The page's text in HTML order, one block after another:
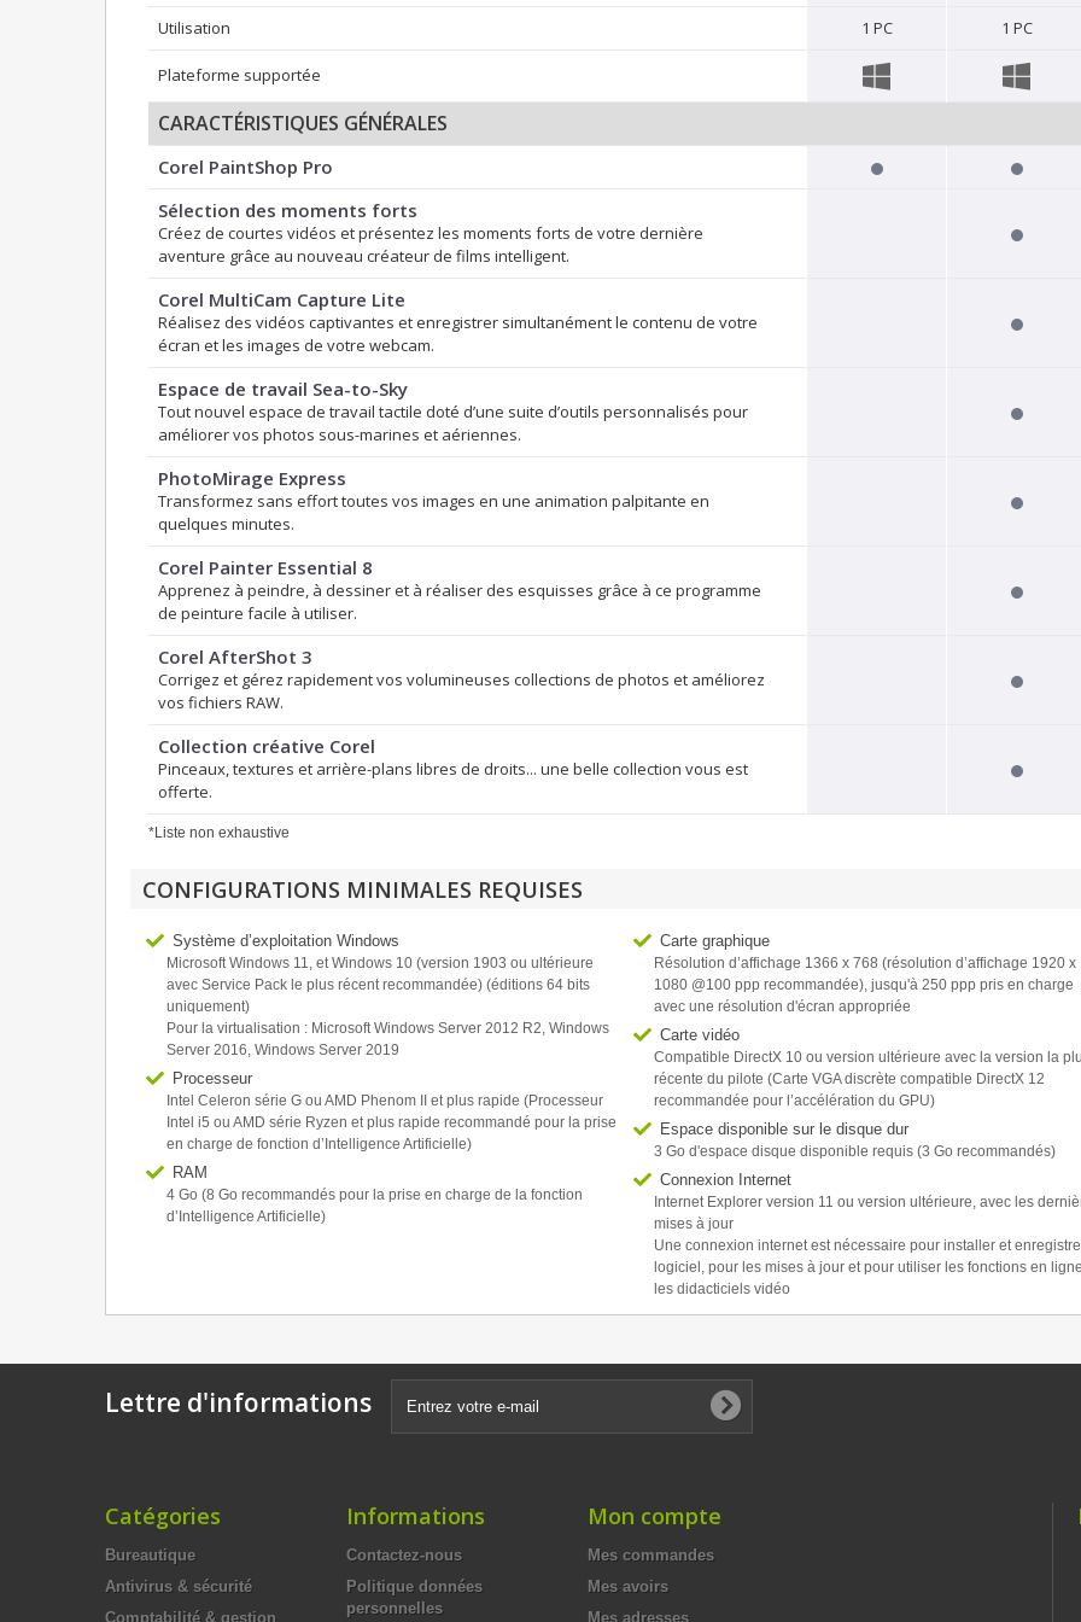
Utilisation 1 PC 1 PC
Plateforme supportée
CARACTÉRISTIQUES GÉNÉRALES
Corel PaintShop Pro
Sélection des moments forts
Créez de courtes vidéos et présentez les moments forts de votre dernière
aventure grâce au nouveau créateur de films intelligent.
Corel MultiCam Capture Lite
Réalisez des vidéos captivantes et enregistrer simultanément le contenu de votre
écran et les images de votre webcam.
Espace de travail Sea-to-Sky
Tout nouvel espace de travail tactile doté d’une suite d’outils personnalisés pour
améliorer vos photos sous-marines et aériennes.
PhotoMirage Express
Transformez sans effort toutes vos images en une animation palpitante en
quelques minutes.
Corel Painter Essential 8
Apprenez à peindre, à dessiner et à réaliser des esquisses grâce à ce programme
de peinture facile à utiliser.
Corel AfterShot 3
Corrigez et gérez rapidement vos volumineuses collections de photos et améliorez
vos fichiers RAW.
Collection créative Corel
Pinceaux, textures et arrière-plans libres de droits... une belle collection vous est
offerte.
*Liste non exhaustive
CONFIGURATIONS MINIMALES REQUISES
Système d’exploitation Windows
Microsoft Windows 11, et Windows 10 (version 1903 ou ultérieure
avec Service Pack le plus récent recommandée) (éditions 64 bits
uniquement)
Pour la virtualisation : Microsoft Windows Server 2012 R2, Windows
Server 2016, Windows Server 2019
Processeur
Intel Celeron série G ou AMD Phenom II et plus rapide (Processeur
Intel i5 ou AMD série Ryzen et plus rapide recommandé pour la prise
en charge de fonction d’Intelligence Artificielle)
RAM
4 Go (8 Go recommandés pour la prise en charge de la fonction
d’Intelligence Artificielle)
Carte graphique
Résolution d’affichage 1366 x 768 (résolution d’affichage 1920 x
1080 @100 ppp recommandée), jusqu'à 250 ppp pris en charge
avec une résolution d'écran appropriée
Carte vidéo
Compatible DirectX 10 ou version ultérieure avec la version la
récente du pilote (Carte VGA discrète compatible DirectX 12
recommandée pour l’accélération du GPU)
Espace disponible sur le disque dur
3 Go d'espace disque disponible requis (3 Go recommandés)
Connexion Internet
Internet Explorer version 11 ou version ultérieure, avec les
mises à jour
Une connexion internet est nécessaire pour installer et
logiciel, pour les mises à jour et pour utiliser les fonctions en
les didacticiels vidéo
Lettre d'informations
Catégories
Bureautique
Antivirus & sécurité
Comptabilité & gestion
Informations
Contactez-nous
Politique données
personnelles
Mon compte
Mes commandes
Mes avoirs
Mes adresses